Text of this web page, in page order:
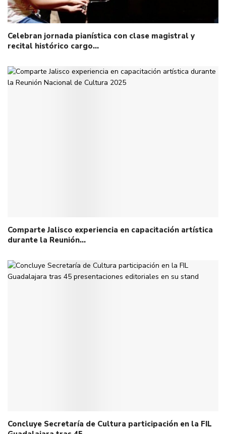
Celebran jornada pianística con clase magistral y
recital histórico cargo…
Comparte Jalisco experiencia en capacitación artística
durante la Reunión…
Concluye Secretaría de Cultura participación en la FIL